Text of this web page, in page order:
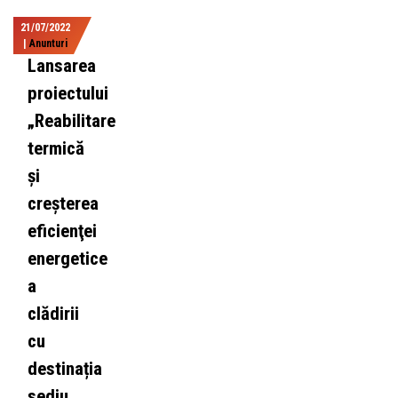
21/07/2022
|Anunturi
Lansarea
proiectului
„Reabilitare
termică
și
creşterea
eficienţei
energetice
a
clădirii
cu
destinația